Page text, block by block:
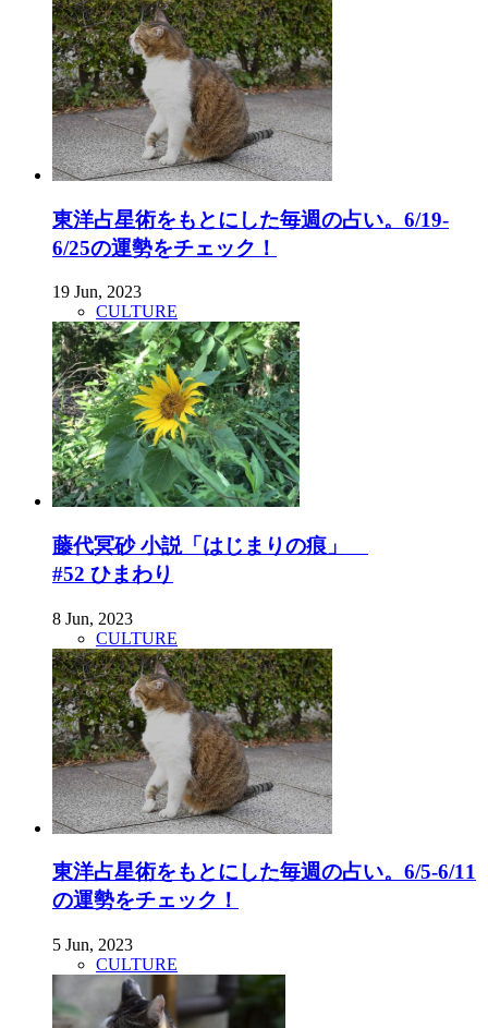
東洋占星術をもとにした毎週の占い。6/19-
6/25の運勢をチェック！
19 Jun, 2023
CULTURE
藤代冥砂 小説「はじまりの痕」
#52 ひまわり
8 Jun, 2023
CULTURE
東洋占星術をもとにした毎週の占い。6/5-6/11
の運勢をチェック！
5 Jun, 2023
CULTURE